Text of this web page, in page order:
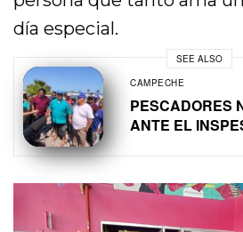
día especial.
SEE ALSO
CAMPECHE
PESCADORES
ANTE EL